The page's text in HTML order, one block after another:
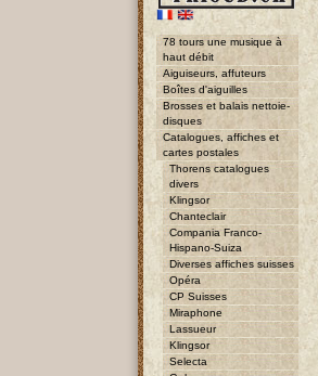
78 tours une musique à
haut débit
Aiguiseurs, affuteurs
Boîtes d'aiguilles
Brosses et balais nettoie-
disques
Catalogues, affiches et
cartes postales
Thorens catalogues
divers
Klingsor
Chanteclair
Compania Franco-
Hispano-Suiza
Diverses affiches suisses
Opéra
CP Suisses
Miraphone
Lassueur
Klingsor
Selecta